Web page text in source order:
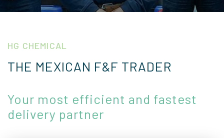
HG CHEMICAL
THE MEXICAN F&F TRADER
Your most efficient and fastest
delivery partner